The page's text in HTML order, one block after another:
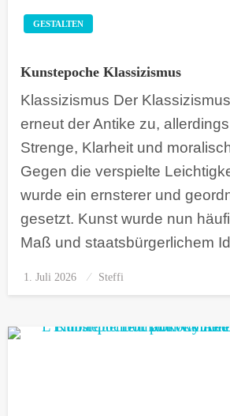
GESTALTEN
Kunstepoche Klassizismus
Klassizismus Der
erneut der Antike zu,
Strenge, Klarheit und
Gegen die verspielte
wurde ein ernsterer und
gesetzt. Kunst wurde nun
Maß und staatsbürgerlichem
Posted
on
1. Juli 2026 Steffi